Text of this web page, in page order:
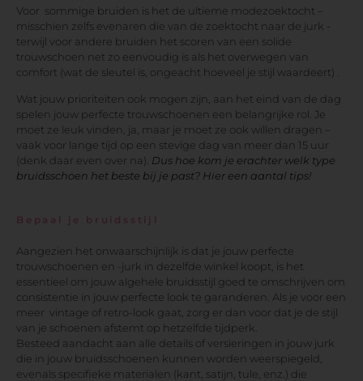
Voor sommige bruiden is het de ultieme modezoektocht –
misschien zelfs evenaren die van de zoektocht naar de jurk -
terwijl voor andere bruiden het scoren van een solide
trouwschoen net zo eenvoudig is als het overwegen van
comfort (wat de sleutel is, ongeacht hoeveel je stijl waardeert) .
Wat jouw prioriteiten ook mogen zijn, aan het eind van de dag
spelen jouw perfecte trouwschoenen een belangrijke rol. Je
moet ze leuk vinden, ja, maar je moet ze ook willen dragen –
vaak voor lange tijd op een stevige dag van meer dan 15 uur
(denk daar even over na). Dus hoe kom je erachter welk type
bruidsschoen het beste bij je past? Hier een aantal tips!
Bepaal je bruidsstijl
Aangezien het onwaarschijnlijk is dat je jouw perfecte
trouwschoenen en -jurk in dezelfde winkel koopt, is het
essentieel om jouw algehele bruidsstijl goed te omschrijven om
consistentie in jouw perfecte look te garanderen. Als je voor een
meer vintage of retro-look gaat, zorg er dan voor dat je de stijl
van je schoenen afstemt op hetzelfde tijdperk.
Besteed aandacht aan alle details of versieringen in jouw jurk
die in jouw bruidsschoenen kunnen worden weerspiegeld,
evenals specifieke materialen (kant, satijn, tule, enz.) die